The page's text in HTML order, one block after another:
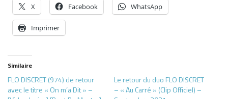
X Facebook WhatsApp
Imprimer
Similaire
FLO DISCRET (974) de retour
avec le titre « On m’a Dit » –
Le retour du duo FLO DISCRET
– « Au Carré » (Clip Officiel) –